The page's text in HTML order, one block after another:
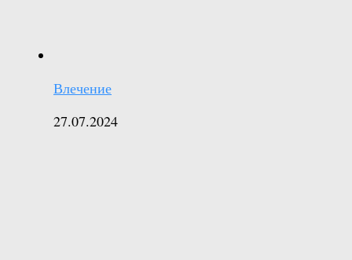
Влечение
27.07.2024